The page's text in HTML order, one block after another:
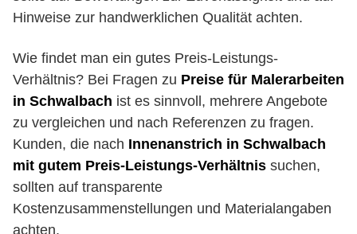
Hinweise zur handwerklichen Qualität achten.
Wie findet man ein gutes Preis-Leistungs-
Verhältnis? Bei Fragen zu Preise für Malerarbeiten
in Schwalbach ist es sinnvoll, mehrere Angebote
zu vergleichen und nach Referenzen zu fragen.
Kunden, die nach Innenanstrich in Schwalbach
mit gutem Preis-Leistungs-Verhältnis suchen,
sollten auf transparente
Kostenzusammenstellungen und Materialangaben
achten.